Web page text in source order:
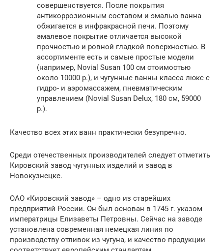
совершенствуется. После покрытия
антикоррозионным составом и эмалью ванна
обжигается в инфракрасной печи. Поэтому
эмалевое покрытие отличается высокой
прочностью и ровной гладкой поверхностью. В
ассортименте есть и самые простые модели
(например, Novial Susan 100 см стоимостью
около 10000 р.), и чугунные ванны класса люкс с
гидро- и аэромассажем, пневматическим
управлением (Novial Susan Delux, 180 см, 59000
р.).
Качество всех этих ванн практически безупречно.
Среди отечественных производителей следует отметить
Кировский завод чугунных изделий и завод в
Новокузнецке.
ОАО «Кировский завод» – одно из старейших
предприятий России. Он был основан в 1745 г. указом
императрицы Елизаветы Петровны. Сейчас на заводе
установлена современная немецкая линия по
производству отливок из чугуна, и качество продукции